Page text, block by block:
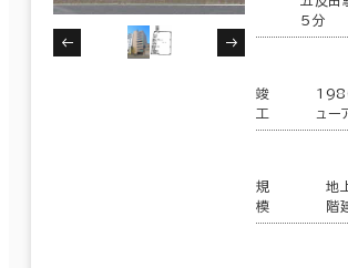
5分
竣
工
ュー
規
模
地
階